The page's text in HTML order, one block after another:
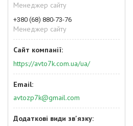
Менеджер сайту
+380 (68) 880-73-76
Менеджер сайту
https://avto7k.com.ua/ua/
avtozp7k@gmail.com